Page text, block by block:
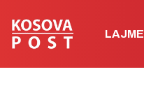
LAJME